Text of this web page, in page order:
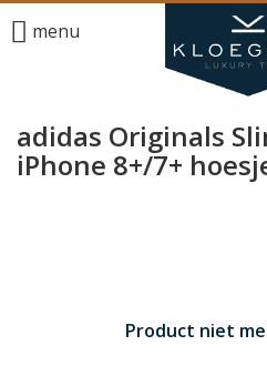
menu
adidas Originals
iPhone 8+/7+
Product niet